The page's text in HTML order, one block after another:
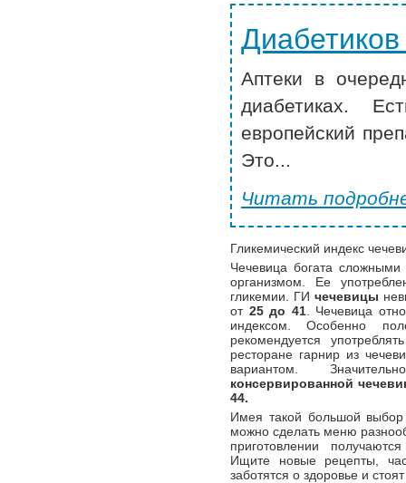
Аптеки в
диабетиках.
европейский
Это...
Читать
Гликемический индекс
Чечевица богата сложными
организмом. Ее
гликемии. ГИчечевицы
от 25 до 41. Чечевица
индексом. Особенно
рекомендуется
ресторане гарнир из
вариантом.
консервированной
44.
Имея такой большой
можно сделать меню
приготовлении
Ищите новые рецепты,
заботятся о здоровье и